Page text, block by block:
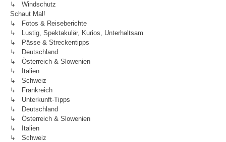
↳ Windschutz
Schaut Mal!
↳ Fotos & Reiseberichte
↳ Lustig, Spektakulär, Kurios, Unterhaltsam
↳ Pässe & Streckentipps
↳ Deutschland
↳ Österreich & Slowenien
↳ Italien
↳ Schweiz
↳ Frankreich
↳ Unterkunft-Tipps
↳ Deutschland
↳ Österreich & Slowenien
↳ Italien
↳ Schweiz